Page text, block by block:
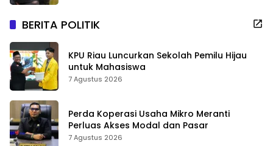
BERITA POLITIK
KPU Riau Luncurkan Sekolah Pemilu Hijau
untuk Mahasiswa
7 Agustus 2026
Perda Koperasi Usaha Mikro Meranti
Perluas Akses Modal dan Pasar
7 Agustus 2026